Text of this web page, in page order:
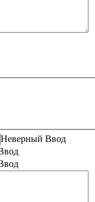
Неверный Ввод